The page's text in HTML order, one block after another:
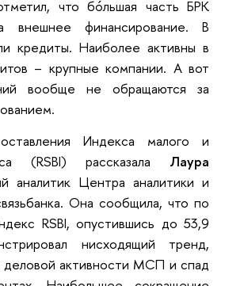
что бóльшая часть БРК
внешнее финансирование. В
кредиты. Наиболее активны в
– крупные компании. А вот
вообще не обращаются за
Индекса малого и
(RSBI) рассказала Лаура
аналитик Центра аналитики и
Она сообщила, что по
RSBI, опустившись до 53,9
нисходящий тренд,
деловой активности МСП и спад